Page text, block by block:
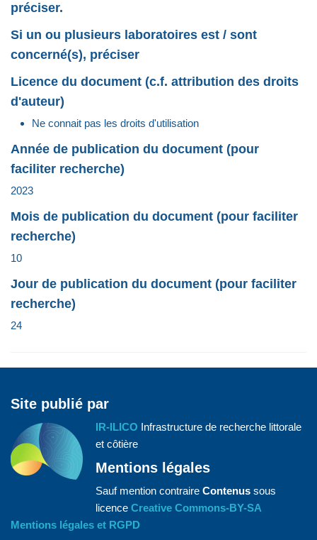
préciser.
Si un ou plusieurs laboratoires est / sont
concerné(s), préciser
Licence du document (c.f. attribution des droits
d'auteur)
Ne connait pas les droits d'utilisation
Année de publication du document (pour
faciliter recherche)
2023
Mois de publication du document (pour faciliter
recherche)
10
Jour de publication du document (pour faciliter
recherche)
24
Site publié par
IR-ILICO Infrastructure de recherche littorale
et côtière
Mentions légales
Sauf mention contraire Contenus sous
licence Creative Commons-BY-SA
Mentions légales et RGPD